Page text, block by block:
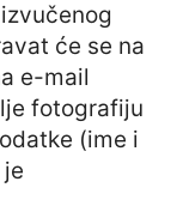
će se na
e-mail
fotografiju
(ime i